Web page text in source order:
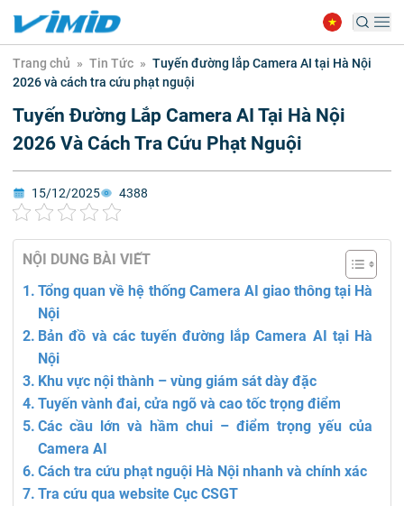
Trang chủ » Tin Tức » Tuyến đường lắp Camera AI tại Hà Nội
2026 và cách tra cứu phạt nguội
Tuyến Đường Lắp Camera AI Tại Hà Nội
2026 Và Cách Tra Cứu Phạt Nguội
15/12/2025 4388
NỘI DUNG BÀI VIẾT
Tổng quan về hệ thống Camera AI giao thông tại Hà
Nội
Bản đồ và các tuyến đường lắp Camera AI tại Hà
Nội
Khu vực nội thành – vùng giám sát dày đặc
Tuyến vành đai, cửa ngõ và cao tốc trọng điểm
Các cầu lớn và hầm chui – điểm trọng yếu của
Camera AI
Cách tra cứu phạt nguội Hà Nội nhanh và chính xác
Tra cứu qua website Cục CSGT